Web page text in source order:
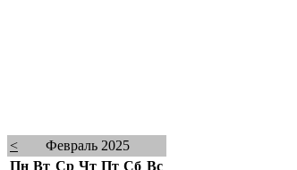
<
Февраль 2025
Пн Вт Ср Чт Пт Сб Вс